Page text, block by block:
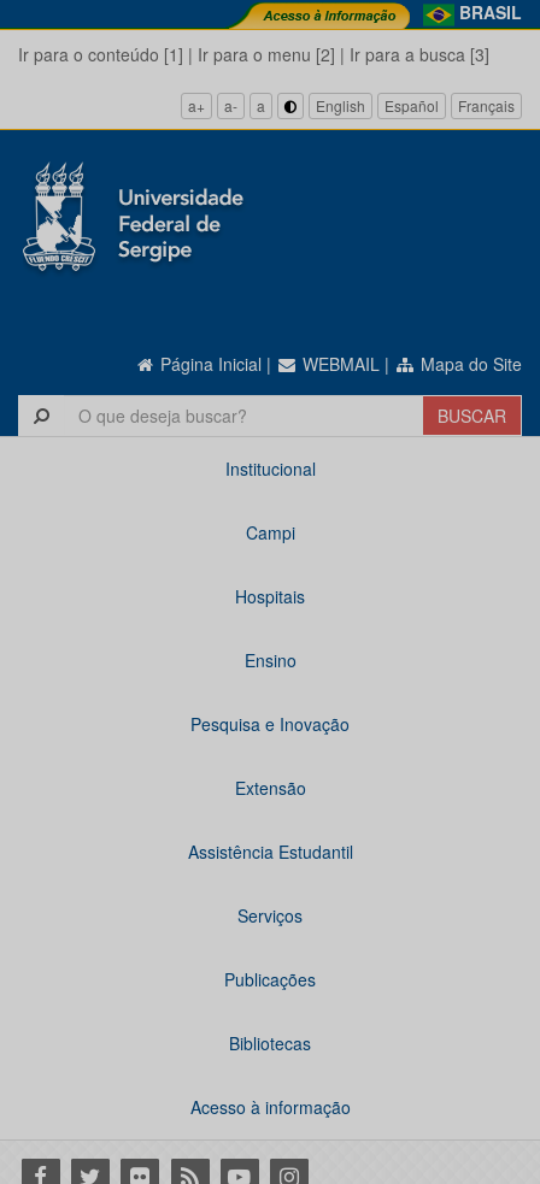
BRASIL
Ir para o conteúdo [1] | Ir para o menu [2] | Ir para a busca [3]
a+ a- a English Español Français
Página Inicial | WEBMAIL | Mapa do Site
Institucional
Campi
Hospitais
Ensino
Pesquisa e Inovação
Extensão
Assistência Estudantil
Serviços
Publicações
Bibliotecas
Acesso à informação
Facebook
Twitter Flickr RSS YoutubeInstagram